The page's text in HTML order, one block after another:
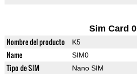
Sim Card 0
Nombre del producto K5
Name SIM0
Tipo de SIM Nano SIM